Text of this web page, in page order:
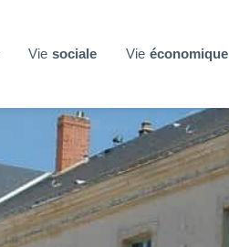
Vie sociale Vie économique